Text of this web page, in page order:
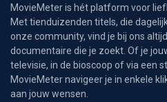
MovieMeter is hét platform voor
Met tienduizenden titels, die
onze community, vind je bij ons
documentaire die je zoekt. Of je
televisie, in de bioscoop of via een
MovieMeter navigeer je in enkele
aan jouw wensen.